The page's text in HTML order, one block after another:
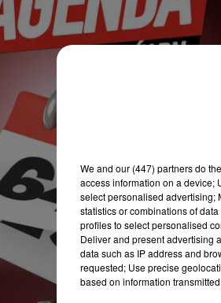
We and our (447) partnersdo
access information on a device;
select personalised advertising;
statistics or combinations of
profiles to select personalised
Deliver and present advertising
data such as IP address and
requested; Use precise
based on information